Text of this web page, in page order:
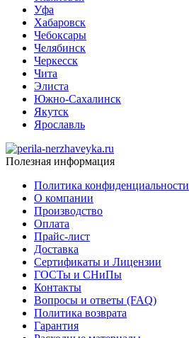
Уфа
Хабаровск
Чебоксары
Челябинск
Черкесск
Чита
Элиста
Южно-Сахалинск
Якутск
Ярославль
Полезная информация
Политика конфиденциальности
О компании
Производство
Оплата
Прайс-лист
Доставка
Сертификаты и Лицензии
ГОСТы и СНиПы
Контакты
Вопросы и ответы (FAQ)
Политика возврата
Гарантия